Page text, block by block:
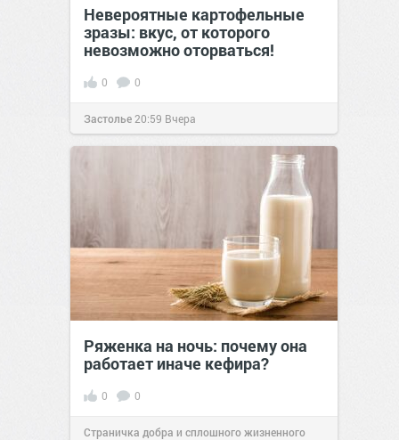
Невероятные картофельные
зразы: вкус, от которого
невозможно оторваться!
0 0
Застолье 20:59 Вчера
Ряженка на ночь: почему она
работает иначе кефира?
0 0
Страничка добра и сплошного жизненного